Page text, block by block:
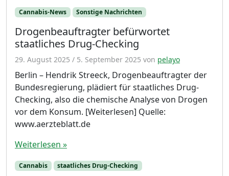
Cannabis-News Sonstige Nachrichten
Drogenbeauftragter befürwortet
staatliches Drug-Checking
29. August 2025 / 5. September 2025 von pelayo
Berlin – Hendrik Streeck, Drogenbeauftragter der
Bundesregierung, plädiert für staatliches Drug-
Checking, also die chemische Analyse von Drogen
vor dem Konsum. [Weiterlesen] Quelle:
www.aerzteblatt.de
Weiterlesen »
Cannabis staatliches Drug-Checking